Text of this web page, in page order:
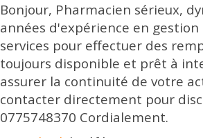
Bonjour, Pharmacien sérieux,
années d'expérience en
services pour effectuer des
toujours disponible et prêt à
assurer la continuité de votre
contacter directement pour
0775748370 Cordialement.